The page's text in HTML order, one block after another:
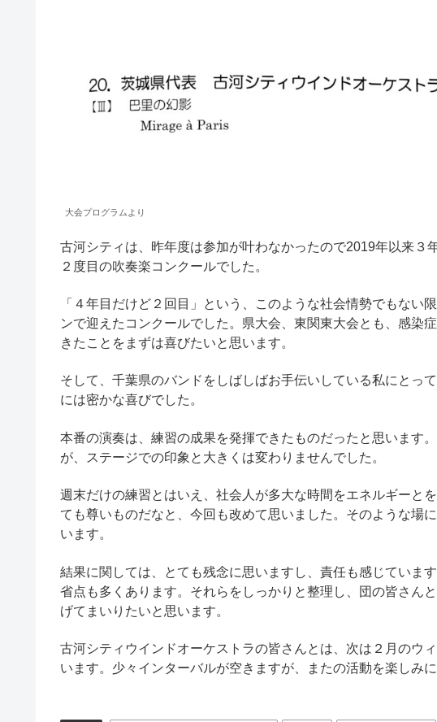
大会プログラムより
古河シティは、昨年度は参加が叶わなかったので2019年以来３
２度目の吹奏楽コンクールでした。
「４年目だけど２回目」という、このような社会情勢でもない
ンで迎えたコンクールでした。県大会、東関東大会とも、感染
きたことをまずは喜びたいと思います。
そして、千葉県のバンドをしばしばお手伝いしている私にとっ
には密かな喜びでした。
本番の演奏は、練習の成果を発揮できたものだったと思います
が、ステージでの印象と大きくは変わりませんでした。
週末だけの練習とはいえ、社会人が多大な時間をエネルギーと
ても尊いものだなと、今回も改めて思いました。そのような場
います。
結果に関しては、とても残念に思いますし、責任も感じていま
省点も多くあります。それらをしっかりと整理し、団の皆さん
げてまいりたいと思います。
古河シティウインドオーケストラの皆さんとは、次は２月のウ
います。少々インターバルが空きますが、またの活動を楽しみに